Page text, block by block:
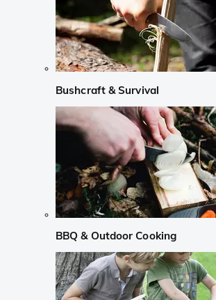
Bushcraft & Survival
BBQ & Outdoor Cooking